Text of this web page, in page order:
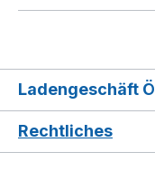
Ladengeschäft
Rechtliches